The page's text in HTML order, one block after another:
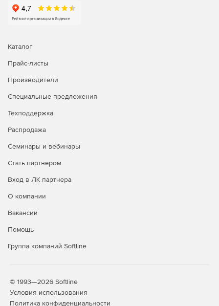
производится внутри локальной сети на ПК
администратора.
вирусной базе можно получить, используя уже
даже начинающий системный администратор.
реального времени — с консоли Dr.WebCureNet!
Обрыв связи с консолью Dr.WebCureNet! не
прекращает процесс проверки сети.
Лицензирование
Продукт лицензируется по числу проверяемых рабочих
станций, от 5 станций.
На утилиту не распространяются никакие скидки
Дозакупка лицензий не предусмотрена.
Каталог
Прайс-листы
Производители
Специальные предложения
Техподдержка
Распродажа
Семинары и вебинары
Стать партнером
Вход в ЛК партнера
О компании
Вакансии
Помощь
Группа компаний Softline
© 1993—2026 Softline
Условия использования
Политика конфиденциальности